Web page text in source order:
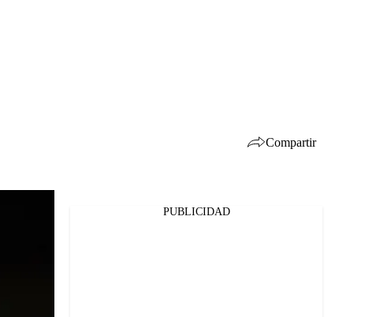
Compartir
PUBLICIDAD